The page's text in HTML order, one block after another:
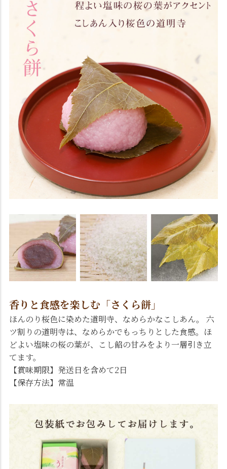
香りと食感を楽しむ「さくら餅」
ほんのり桜色に染めた道明寺、なめらかなこしあん。 六
ツ割りの道明寺は、なめらかでもっちりとした食感。ほ
どよい塩味の桜の葉が、こし餡の甘みをより一層引き立
てます。
【賞味期限】発送日を含めて2日
【保存方法】常温